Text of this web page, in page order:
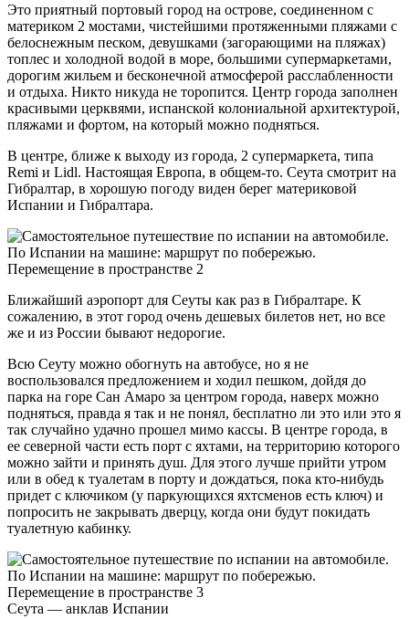
Это приятный портовый город на острове, соединенном с
материком 2 мостами, чистейшими протяженными пляжами с
белоснежным песком, девушками (загорающими на пляжах)
топлес и холодной водой в море, большими супермаркетами,
дорогим жильем и бесконечной атмосферой расслабленности
и отдыха. Никто никуда не торопится. Центр города заполнен
красивыми церквями, испанской колониальной архитектурой,
пляжами и фортом, на который можно подняться.
В центре, ближе к выходу из города, 2 супермаркета, типа
Remi и Lidl. Настоящая Европа, в общем-то. Сеута смотрит на
Гибралтар, в хорошую погоду виден берег материковой
Испании и Гибралтара.
Ближайший аэропорт для Сеуты как раз в Гибралтаре. К
сожалению, в этот город очень дешевых билетов нет, но все
же и из России бывают недорогие.
Всю Сеуту можно обогнуть на автобусе, но я не
воспользовался предложением и ходил пешком, дойдя до
парка на горе Сан Амаро за центром города, наверх можно
подняться, правда я так и не понял, бесплатно ли это или это я
так случайно удачно прошел мимо кассы. В центре города, в
ее северной части есть порт с яхтами, на территорию которого
можно зайти и принять душ. Для этого лучше прийти утром
или в обед к туалетам в порту и дождаться, пока кто-нибудь
придет с ключиком (у паркующихся яхтсменов есть ключ) и
попросить не закрывать дверцу, когда они будут покидать
туалетную кабинку.
Сеута — анклав Испании